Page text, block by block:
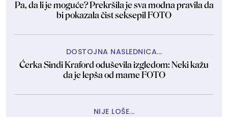
Pa, da li je moguće? Prekršila je sva modna pravila da
bi pokazala čist seksepil FOTO
DOSTOJNA NASLEDNICA...
Ćerka Sindi Kraford oduševila izgledom: Neki kažu
da je lepša od mame FOTO
NIJE LOŠE...